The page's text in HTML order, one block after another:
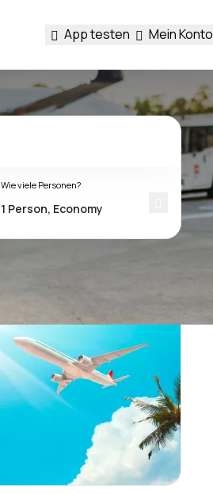
App testen Mein Konto
Wie viele Personen?